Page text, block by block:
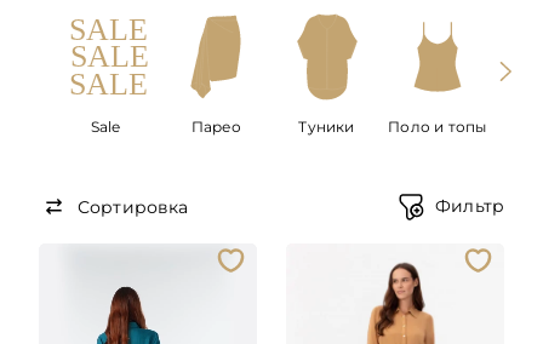
Sale Парео Туники Поло и топы
Сортировка Фильтр